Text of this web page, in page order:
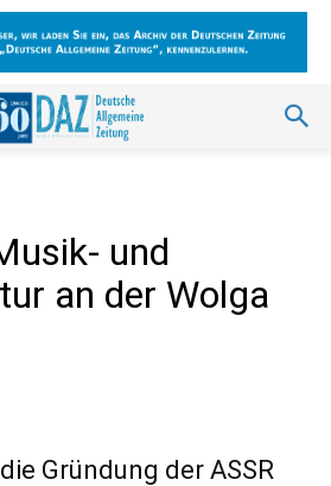
und
an der Wolga
Gründung der ASSR